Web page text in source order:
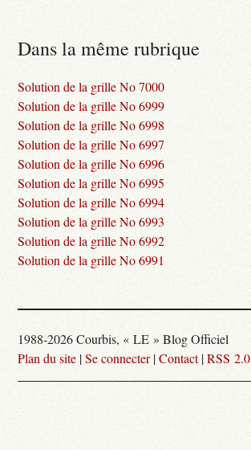
Dans la même rubrique
Solution de la grille No 7000
Solution de la grille No 6999
Solution de la grille No 6998
Solution de la grille No 6997
Solution de la grille No 6996
Solution de la grille No 6995
Solution de la grille No 6994
Solution de la grille No 6993
Solution de la grille No 6992
Solution de la grille No 6991
1988-2026 Courbis, « LE » Blog Officiel
Plan du site |Se connecter|Contact|RSS 2.0